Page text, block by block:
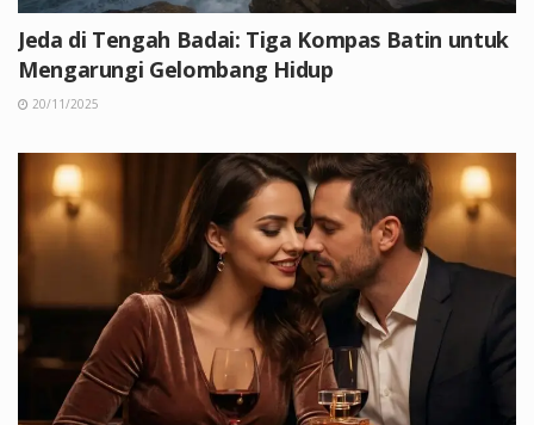
Jeda di Tengah Badai: Tiga Kompas Batin untuk
Mengarungi Gelombang Hidup
20/11/2025